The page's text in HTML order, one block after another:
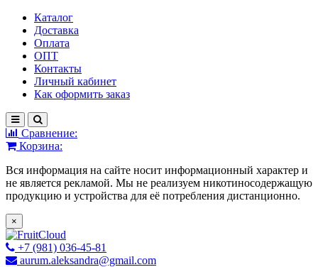
Каталог
Доставка
Оплата
ОПТ
Контакты
Личный кабинет
Как оформить заказ
Сравнение:
Корзина:
Вся информация на сайте носит информационный характер и
не является рекламой. Мы не реализуем никотиносодержащую
продукцию и устройства для её потребления дистанционно.
×
+7 (981) 036-45-81
aurum.aleksandra@gmail.com